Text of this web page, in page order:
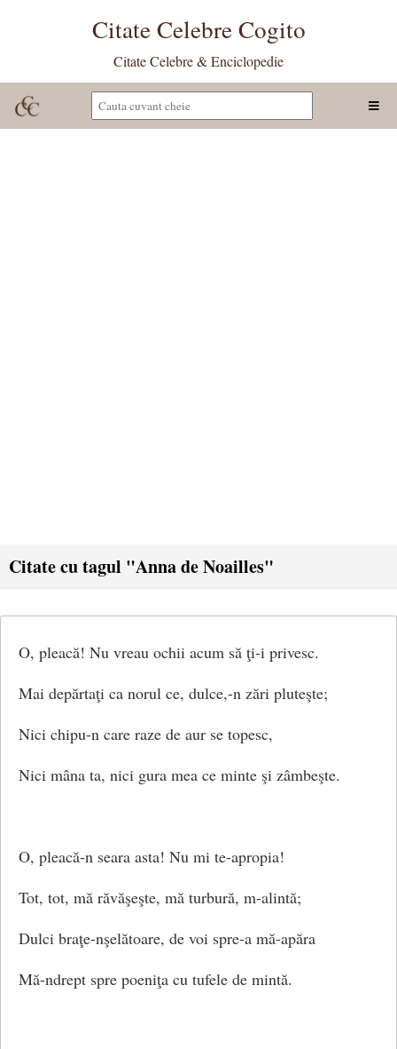
Citate Celebre Cogito
Citate Celebre & Enciclopedie
Citate cu tagul "Anna de Noailles"
O, pleacă! Nu vreau ochii acum să ţi-i privesc.
Mai depărtaţi ca norul ce, dulce,-n zări pluteşte;
Nici chipu-n care raze de aur se topesc,
Nici mâna ta, nici gura mea ce minte şi zâmbeşte.
O, pleacă-n seara asta! Nu mi te-apropia!
Tot, tot, mă răvăşeşte, mă turbură, m-alintă;
Dulci braţe-nşelătoare, de voi spre-a mă-apăra
Mă-ndrept spre poeniţa cu tufele de mintă.